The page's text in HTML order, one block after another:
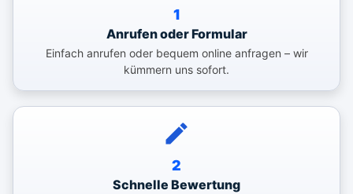
1
Anrufen oder Formular
Einfach anrufen oder bequem online anfragen – wir
kümmern uns sofort.
2
Schnelle Bewertung